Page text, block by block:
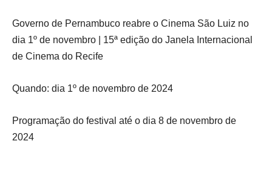
Governo de Pernambuco reabre o Cinema São Luiz no
dia 1º de novembro | 15ª edição do Janela Internacional
de Cinema do Recife
Quando: dia 1º de novembro de 2024
Programação do festival até o dia 8 de novembro de
2024